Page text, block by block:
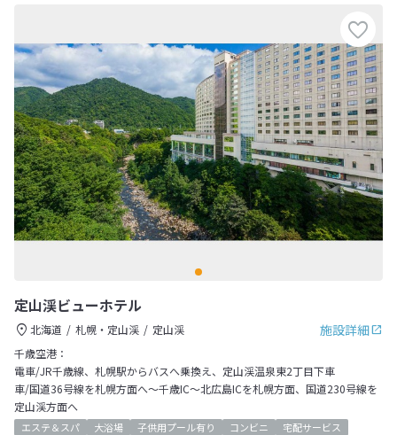
定山渓ビューホテル
施設詳細
北海道 札幌・定山渓
定山渓
千歳空港：
電車/JR千歳線、札幌駅からバスへ乗換え、定山渓温泉東2丁目下車
車/国道36号線を札幌方面へ～千歳IC～北広島ICを札幌方面、国道230号線を
定山渓方面へ
エステ＆スパ 大浴場 子供用プール有り コンビニ
宅配サービス